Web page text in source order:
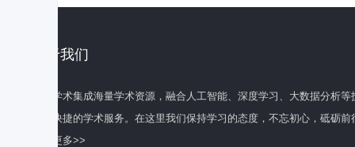
关于我们
百度学术集成海量学术资源，融合人工智能、深度学习、大数据分析
全面快捷的学术服务。在这里我们保持学习的态度，不忘初心，砥砺前
了解更多>>